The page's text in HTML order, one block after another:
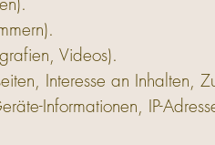
Videos).
Interesse an Inhalten,
Informationen, IP-